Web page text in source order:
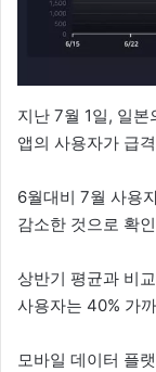
지난 7월 1일, 일
앱의 사용자가 급
6월대비 7월 사용
감소한 것으로 확
상반기 평균과 비
사용자는 40% 가
모바일 데이터 플